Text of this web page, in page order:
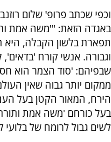
וכפי שכתב פרופ' שלום
באגדה הזאת: "'משה אמת
תפארת בלשון הקבלה, היא
וגבורה. אנשי קורח
שבפיהם: 'סוד הצמר הוא
ממקום יותר גבוה שאין
הירח, המאור הקטן בעל
בעל כורחם 'משה אמת
לשים גבול לרומח של בלועי